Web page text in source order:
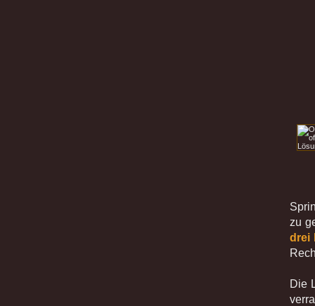
zu
drei
Die